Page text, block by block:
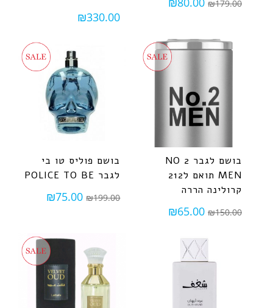
₪179.00
₪330.00
בושם לגבר NO 2
MEN תואם ל212
קרולינה הררה
₪150.00
₪65.00
בושם פוליס טו בי
לגבר POLICE TO BE
₪199.00
₪75.00